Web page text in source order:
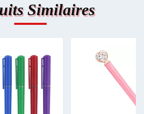
Similaires